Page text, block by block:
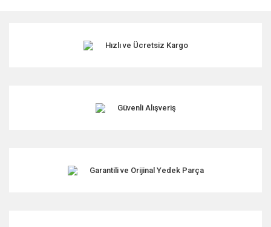
Ürün resmi kalitesiz, bozuk veya görüntülenemiyor.
Ürün fiyatı diğer sitelerden daha pahalı.
Hızlı ve Ücretsiz Kargo
Güvenli Alışveriş
Garantili ve Orijinal Yedek Parça